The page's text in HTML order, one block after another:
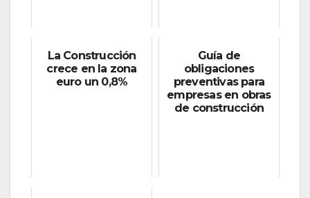
La Construcción
crece en la zona
euro un 0,8%
Guía de
obligaciones
preventivas para
empresas en obras
de construcción